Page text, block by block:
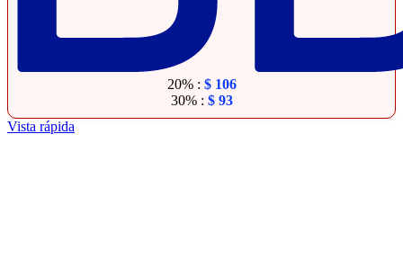
20% : $106
30% : $93
Vista rápida